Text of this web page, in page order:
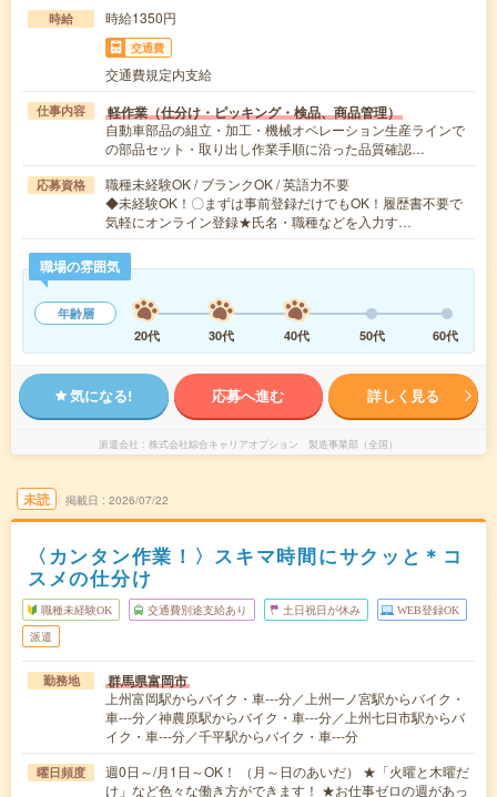
時給 時給1350円
交通費
交通費規定内支給
仕事内容 軽作業（仕分け・ピッキング・検品、商品管理）
自動車部品の組立・加工・機械オペレーション生産ラインで
の部品セット・取り出し作業手順に沿った品質確認…
応募資格
職種未経験OK / ブランクOK / 英語力不要
◆未経験OK！〇まずは事前登録だけでもOK！履歴書不要で
気軽にオンライン登録★氏名・職種などを入力す…
職場の雰囲気
年齢層
20代
30代 40代 50代 60代
気になる! 応募へ進む 詳しく見る
派遣会社 株式会社綜合キャリアオプション 製造事業部（全国）
未読 掲載日 2026/07/22
〈カンタン作業！〉スキマ時間にサクッと＊コ
スメの仕分け
職種未経験OK 交通費別途支給あり 土日祝日が休み WEB登録OK
派遣
勤務地 群馬県富岡市
上州富岡駅からバイク・車---分／上州一ノ宮駅からバイク・
車---分／神農原駅からバイク・車---分／上州七日市駅からバ
イク・車---分／千平駅からバイク・車---分
曜日頻度
週0日～/月1日～OK！ （月～日のあいだ） ★「火曜と木曜だ
け」など色々な働き方ができます！ ★お仕事ゼロの週があっ